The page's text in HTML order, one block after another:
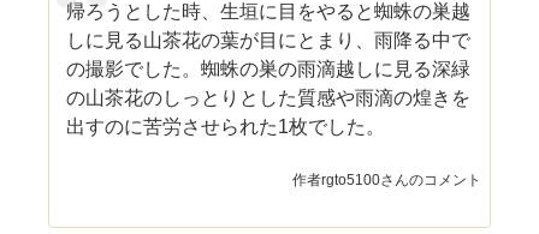
帰ろうとした時、生垣に目をやると蜘蛛の巣越
しに見る山茶花の葉が目にとまり、雨降る中で
の撮影でした。蜘蛛の巣の雨滴越しに見る深緑
の山茶花のしっとりとした質感や雨滴の煌きを
出すのに苦労させられた1枚でした。
作者rgto5100さんのコメント